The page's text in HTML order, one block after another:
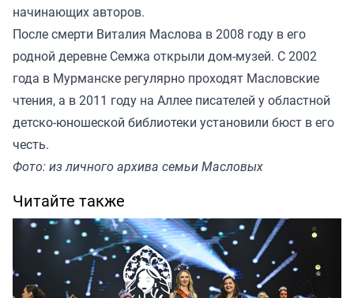
начинающих авторов.
После смерти Виталия Маслова в 2008 году в его
родной деревне Семжа открыли дом-музей. С 2002
года в Мурманске регулярно проходят Масловские
чтения, а в 2011 году на Аллее писателей у областной
детско-юношеской библиотеки установили бюст в его
честь.
Фото: из личного архива семьи Масловых
Читайте также